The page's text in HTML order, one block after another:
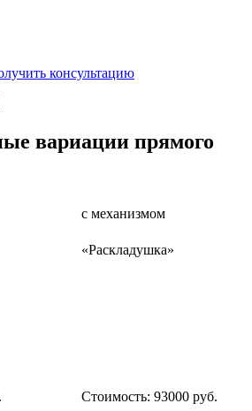
консультацию
вариации прямого
c механизмом
«Раскладушка»
Стоимость: 93000 руб.